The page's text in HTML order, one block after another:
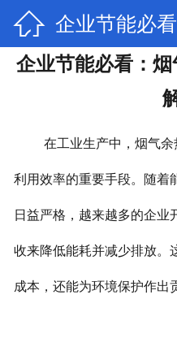
 企业节能必
热回收关键
企业节能必看：
在工业生产中，烟气
利用效率的重要手段。随着
日益严格，越来越多的企业
收来降低能耗并减少排放。
成本，还能为环境保护作出